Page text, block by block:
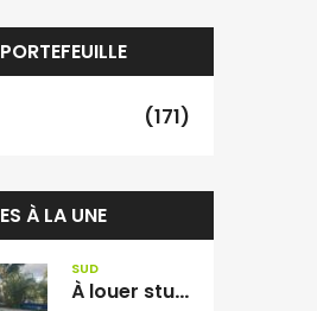
(171)
À LA UNE
SUD
À louer studio meublé d’environ 30 m2 situé à La Ligne des Bambous Réunion